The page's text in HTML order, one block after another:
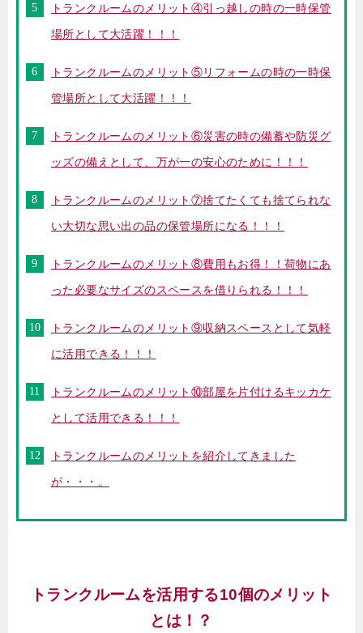
トランクルームのメリット④引っ越しの時の一時保管
場所として大活躍！！！
トランクルームのメリット⑤リフォームの時の一時保
管場所として大活躍！！！
トランクルームのメリット⑥災害の時の備蓄や防災グ
ッズの備えとして、万が一の安心のために！！！
トランクルームのメリット⑦捨てたくても捨てられな
い大切な思い出の品の保管場所になる！！！
トランクルームのメリット⑧費用もお得！！荷物にあ
った必要なサイズのスペースを借りられる！！！
トランクルームのメリット⑨収納スペースとして気軽
に活用できる！！！
トランクルームのメリット⑩部屋を片付けるキッカケ
として活用できる！！！
トランクルームのメリットを紹介してきました
が・・・。
トランクルームを活用する10個のメリット
とは！？